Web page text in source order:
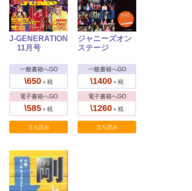
J-GENERATION
11月号
一般書籍へGO
\650 ＋税
電子書籍へGO
\585 ＋税
立ち読み
ジャニーズオン
ステージ
一般書籍へGO
\1400 ＋税
電子書籍へGO
\1260 ＋税
立ち読み